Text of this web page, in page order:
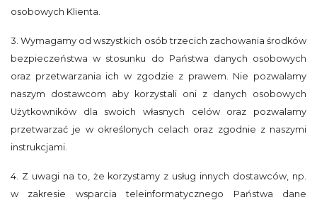
osobowych Klienta.
3. Wymagamy od wszystkich osób trzecich zachowania środków
bezpieczeństwa w stosunku do Państwa danych osobowych
oraz przetwarzania ich w zgodzie z prawem. Nie pozwalamy
naszym dostawcom aby korzystali oni z danych osobowych
Użytkowników dla swoich własnych celów oraz pozwalamy
przetwarzać je w określonych celach oraz zgodnie z naszymi
instrukcjami.
4. Z uwagi na to, że korzystamy z usług innych dostawców, np.
w zakresie wsparcia teleinformatycznego Państwa dane